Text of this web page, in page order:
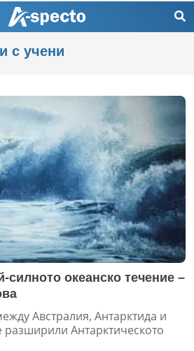
с учени
силното океанско течение –
Австралия, Антарктида и
Антарктическото